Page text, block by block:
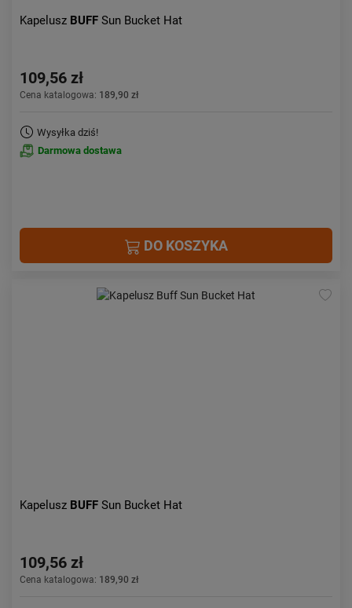
Kapelusz BUFF Sun Bucket Hat
109,56 zł
Cena katalogowa: 189,90 zł
Wysyłka dziś!
Darmowa dostawa
DO KOSZYKA
Kapelusz BUFF Sun Bucket Hat
109,56 zł
Cena katalogowa: 189,90 zł